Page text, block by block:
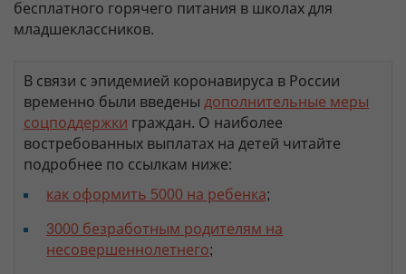
бесплатного горячего питания в школах для
младшеклассников.
В связи с эпидемией коронавируса в России
временно были введены дополнительные меры
соцподдержки граждан. О наиболее
востребованных выплатах на детей читайте
подробнее по ссылкам ниже:
как оформить 5000 на ребенка;
3000 безработным родителям на
несовершеннолетнего;